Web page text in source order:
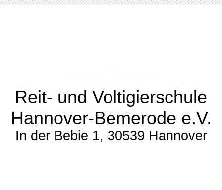
Reit- und Voltigierschule
Hannover-Bemerode e.V.
In der Bebie 1, 30539 Hannover